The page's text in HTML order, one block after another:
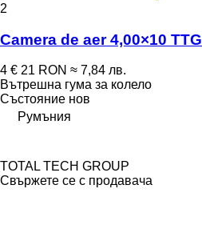
2
Camera de aer 4,00×10 TTG
4 € 21 RON ≈ 7,84 лв.
Вътрешна гума за колело
Състояние нов
Румъния
TOTAL TECH GROUP
Свържете се с продавача